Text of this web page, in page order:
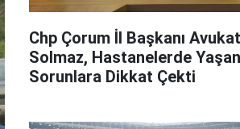
Chp Çorum İl Başkanı
Solmaz, Hastanelerde
Sorunlara Dikkat Çekti